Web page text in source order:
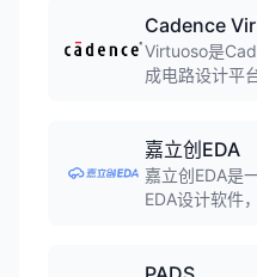
输出的完整设
首选工具。
Cadence
Virtuoso是
成电路设计平
图实现的全流
EDA工具。
嘉立创EDA
嘉立创EDA是
EDA设计软件
板设计等功能